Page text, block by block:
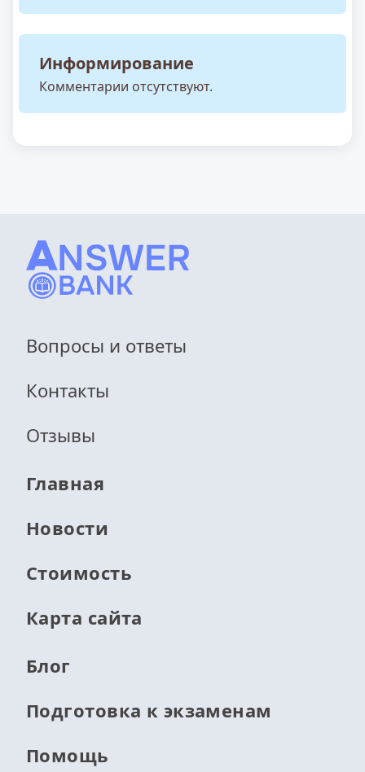
Информирование
Комментарии отсутствуют.
Вопросы и ответы
Контакты
Отзывы
Главная
Новости
Стоимость
Карта сайта
Блог
Подготовка к экзаменам
Помощь